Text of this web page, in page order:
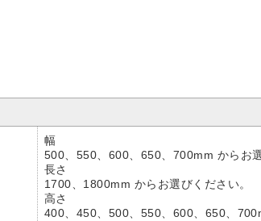
幅
500、550、600、650、700mm からお選
長さ
1700、1800mm からお選びください。
高さ
400、450、500、550、600、650、